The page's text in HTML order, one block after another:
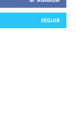
SEGUIR